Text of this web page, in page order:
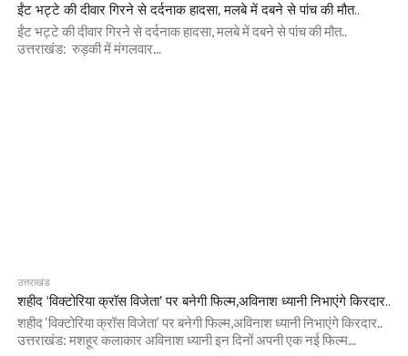
ईंट भट्टे की दीवार गिरने से दर्दनाक हादसा, मलबे में दबने से पांच की मौत..
ईंट भट्टे की दीवार गिरने से दर्दनाक हादसा, मलबे में दबने से पांच की मौत..
उत्तराखंड: रुड़की में मंगलवार...
उत्तराखंड
शहीद ‘विक्टोरिया क्रॉस विजेता’ पर बनेगी फिल्म,अविनाश ध्यानी निभाएंगे किरदार..
शहीद ‘विक्टोरिया क्रॉस विजेता’ पर बनेगी फिल्म,अविनाश ध्यानी निभाएंगे किरदार..
उत्तराखंड: मशहूर कलाकार अविनाश ध्यानी इन दिनों अपनी एक नई फिल्म...